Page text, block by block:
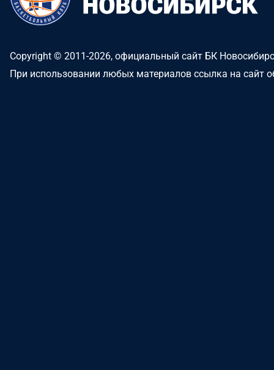
Copyright © 2011-2026, официальный сайт БК
При использовании любых материалов ссылка на сайт